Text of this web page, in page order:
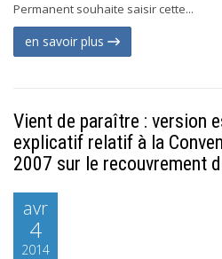
Permanent souhaite saisir cette...
en savoir plus
Vient de paraître : version
explicatif relatif à la
2007 sur le recouvrement
avr
4
2014